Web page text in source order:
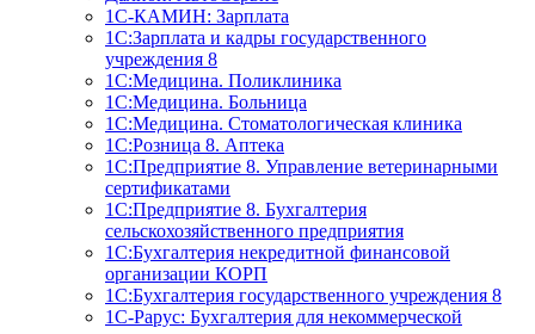
1С-КАМИН: Зарплата
1С:Зарплата и кадры государственного
учреждения 8
1С:Медицина. Поликлиника
1С:Медицина. Больница
1С:Медицина. Стоматологическая клиника
1С:Розница 8. Аптека
1C:Предприятие 8. Управление ветеринарными
сертификатами
1С:Предприятие 8. Бухгалтерия
сельскохозяйственного предприятия
1C:Бухгалтерия некредитной финансовой
организации КОРП
1С:Бухгалтерия государственного учреждения 8
1С-Рарус: Бухгалтерия для некоммерческой